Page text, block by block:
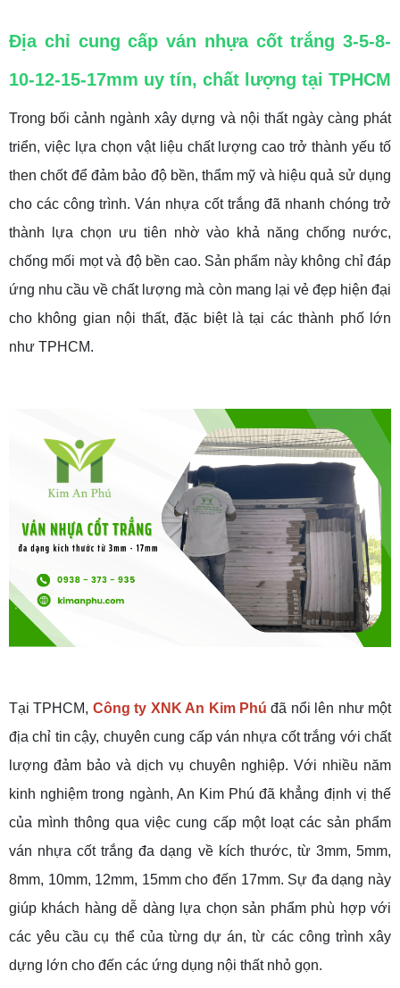
Địa chỉ cung cấp ván nhựa cốt trắng 3-5-8-
10-12-15-17mm uy tín, chất lượng tại TPHCM
Trong bối cảnh ngành xây dựng và nội thất ngày càng phát
triển, việc lựa chọn vật liệu chất lượng cao trở thành yếu tố
then chốt để đảm bảo độ bền, thẩm mỹ và hiệu quả sử dụng
cho các công trình. Ván nhựa cốt trắng đã nhanh chóng trở
thành lựa chọn ưu tiên nhờ vào khả năng chống nước,
chống mối mọt và độ bền cao. Sản phẩm này không chỉ đáp
ứng nhu cầu về chất lượng mà còn mang lại vẻ đẹp hiện đại
cho không gian nội thất, đặc biệt là tại các thành phố lớn
như TPHCM.
Tại TPHCM, Công ty XNK An Kim Phú đã nổi lên như một
địa chỉ tin cậy, chuyên cung cấp ván nhựa cốt trắng với chất
lượng đảm bảo và dịch vụ chuyên nghiệp. Với nhiều năm
kinh nghiệm trong ngành, An Kim Phú đã khẳng định vị thế
của mình thông qua việc cung cấp một loạt các sản phẩm
ván nhựa cốt trắng đa dạng về kích thước, từ 3mm, 5mm,
8mm, 10mm, 12mm, 15mm cho đến 17mm. Sự đa dạng này
giúp khách hàng dễ dàng lựa chọn sản phẩm phù hợp với
các yêu cầu cụ thể của từng dự án, từ các công trình xây
dựng lớn cho đến các ứng dụng nội thất nhỏ gọn.